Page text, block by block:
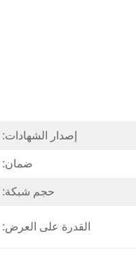
إصدار الشهادات:
ضمان:
حجم شبكة:
القدرة على العرض: